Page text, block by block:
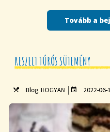
Tovább a
RESZELT TÚRÓS SÜTEMÉNY
Blog HOGYAN | 2022-06-